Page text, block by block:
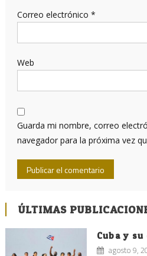
Correo electrónico *
Web
Guarda mi nombre, correo
navegador para la próxima vez
ÚLTIMAS
Cuba y
agosto 9,